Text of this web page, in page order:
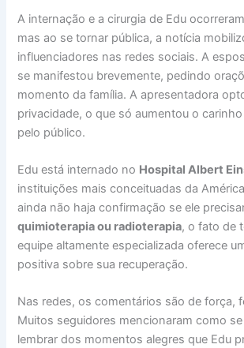
A internação e a cirurgia de Edu
mas ao se tornar pública, a notícia
influenciadores nas redes sociais. A
se manifestou brevemente, pedindo
momento da família. A apresentadora
privacidade, o que só aumentou o
pelo público.
Edu está internado no Hospital Albert
instituições mais conceituadas da
ainda não haja confirmação se ele
quimioterapia ou radioterapia, o fato de
equipe altamente especializada oferece
positiva sobre sua recuperação.
Nas redes, os comentários são de força,
Muitos seguidores mencionaram como
lembrar dos momentos alegres que Edu